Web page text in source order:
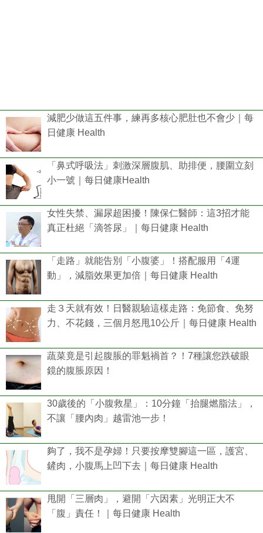
減肥少做這五件事，練再多核心肥肚也不會少｜每
日健康 Health
「鼻式呼吸法」刺激深層腹肌、助排便，腰圍立刻
小一號｜每日健康Health
女性失禁、漏尿超困擾！陳保仁醫師：這3招才能
真正杜絕「滴答尿」｜每日健康 Health
「走路」就能告別「小腹婆」！搭配服用「4運
動」，減脂效果更加倍｜每日健康 Health
走３天就有效！日醫親驗這樣走路：免節食、免努
力、不花錢，三個月怒甩10公斤｜每日健康 Health
蔬菜竟是引起腹脹的罪魁禍首？！7種讓您跌破眼
鏡的腹脹原因！
30歲後的「小腹救星」：10分鐘「抬腿燃脂法」，
不讓「腰內肉」越雷池一步！
夠了，我不是孕婦！只要按摩雙腳這一區，護宮、
鏟肉，小腹馬上凹下去｜每日健康 Health
甩開「三層肉」，避開「六因素」光明正大不
「腹」責任！｜每日健康 Health